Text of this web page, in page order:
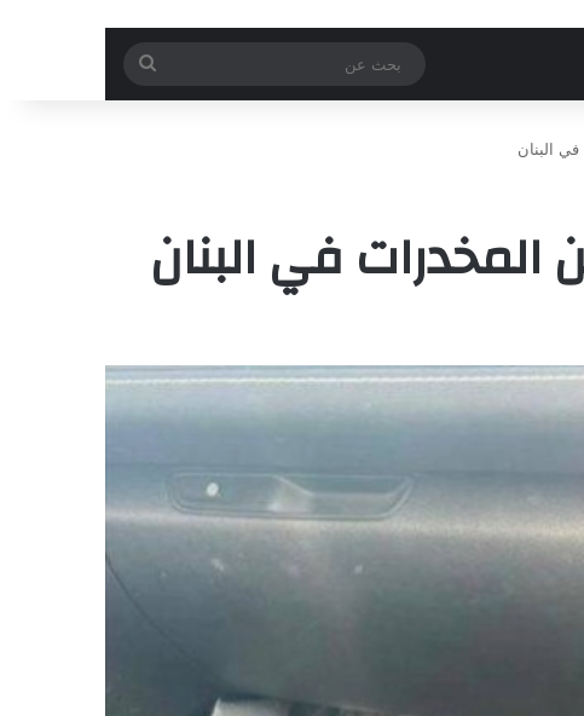
عن
البنان
في البنان